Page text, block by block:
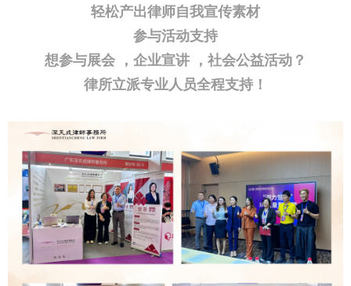
轻松产出律师自我宣传素材
参与活动支持
想参与展会 ，企业宣讲 ，社会公益活动？
律所立派专业人员全程支持！